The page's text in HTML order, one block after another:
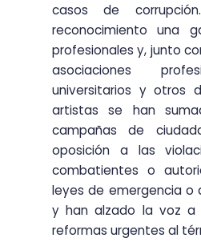
casos de
reconocimiento una
profesionales y, junto
asociaciones
universitarios y otros
artistas se han
campañas de
oposición a las
combatientes o
leyes de emergencia o
y han alzado la voz
reformas urgentes al